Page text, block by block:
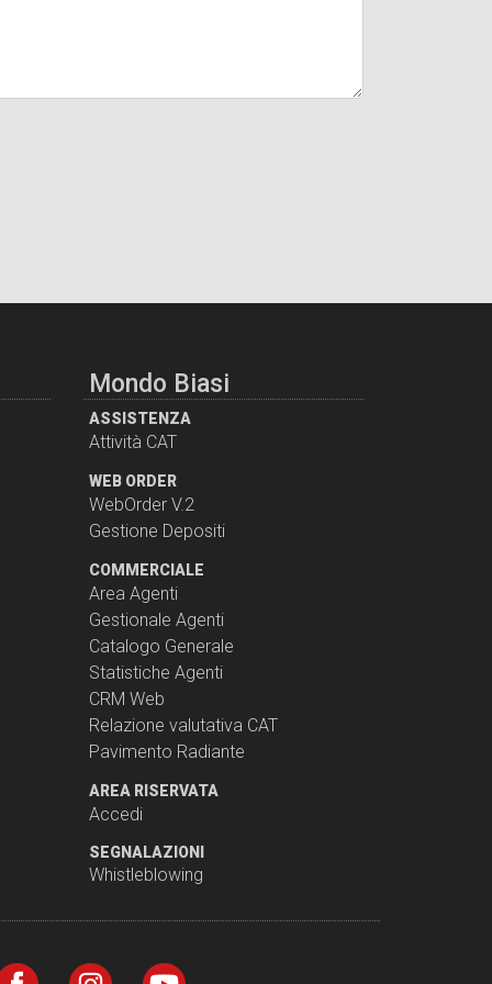
Mondo Biasi
ASSISTENZA
Attività CAT
WEB ORDER
WebOrder V.2
Gestione Depositi
COMMERCIALE
Area Agenti
Gestionale Agenti
Catalogo Generale
Statistiche Agenti
CRM Web
Relazione valutativa CAT
Pavimento Radiante
AREA RISERVATA
Accedi
SEGNALAZIONI
Whistleblowing